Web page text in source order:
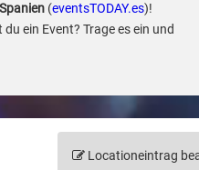
Spanien(eventsTODAY.es)!
ein Event? Trage es ein und
Locationeintrag